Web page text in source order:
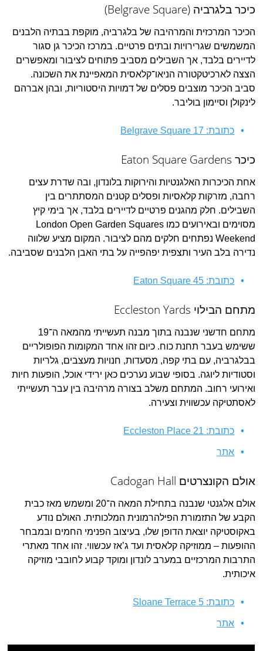
כיכר בלגרביה (Belgrave Square)
הכיכר המרכזית והמרהיבה של בלגרביה, מוקפת בבתיה הלבנים
המשמשים שגרירויות ובתים פרטיים. במרכז הכיכר גן סגור
לדיירים בלבד, אך השבילים מסביב פתוחים לציבור ומאפשרים
הצצה לארכיטקטורה הניאו־קלאסית המאפיינת את השכונה.
סביב הכיכר מוצבים פסלים של דמויות היסטוריות, ובהן אברהם
לינקולן וסיימון בוליבר.
כתובת: Belgrave Square 17
כיכר Eaton Square Gardens
אחת הכיכרות האלגנטיות והירוקות בלונדון, ובה שדרת עצים
רחבה, מזרקות קלאסיות ופסלים קטנים המסתתרים בין
השבילים. חלק מהגנים פרטיים לדיירים בלבד, אך בימי קיץ
מסוימים ובאירועים כמו London Open Garden Squares
Weekend נפתחים חלקים מהם לציבור. המקום מציע שלווה
נדירה בלב העיר ותצפית יפהפייה על בתי האבן הלבנים שסביבה.
כתובת: Eaton Square 45
מתחם הבילוי Eccleston Yards
מתחם חדשני שנבנה בתוך מבנה תעשייתי מהמאה ה־19
ששימש בעבר תחנת כוח. כיום זהו אחד המקומות הפופולריים
בבלגרביה, עם בתי קפה, מסעדות, חנויות מעצבים, גלריות
וסטודיות ליוגה. בסופי שבוע נערכים כאן ירידי אוכל, הופעות חיות
ואירועי רחוב. המתחם משלב בצורה מרהיבה בין עבר תעשייתי
לאסתטיקה עכשווית וצעירה.
כתובת: Eccleston Place 21
אתר
אולם הקונצרטים Cadogan Hall
אולם אלגנטי שנבנה בתחילת המאה ה־20 ומשמש מאז כבית
הקבע של התזמורת הפילהרמונית המלכותית. האולם נודע
באקוסטיקה יוצאת הדופן שלו, בעיצוב הפנימי החמים ובמבחר
ההופעות – ממוזיקה קלאסית ועד ג’אז עכשווי. זהו אחד מאתרי
התרבות המרכזיים במערב לונדון ומוקד קבוע לחובבי מוזיקה
איכותית.
כתובת: 5 Sloane Terrace
אתר